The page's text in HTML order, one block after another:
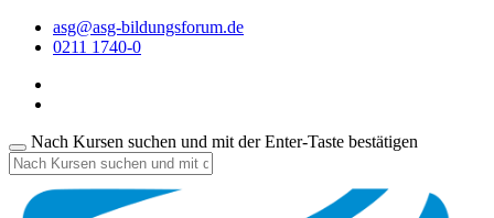
asg@asg-bildungsforum.de
0211 1740-0
Nach Kursen suchen und mit der Enter-Taste bestätigen